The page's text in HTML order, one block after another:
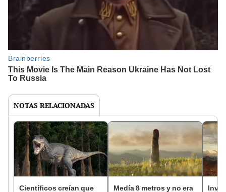
NOTAS RELACIONADAS
Científicos creían que
Medía 8 metros y no era